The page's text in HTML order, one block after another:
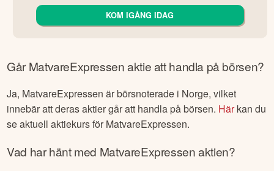
KOM IGÅNG IDAG
GårMatvareExpressenaktie att handla på börsen?
Ja, MatvareExpressen är börsnoterade i Norge, vilket
innebär att deras aktier går att handla på börsen. Härkan du
se aktuell aktiekurs för MatvareExpressen.
Vad har hänt med MatvareExpressenaktien?